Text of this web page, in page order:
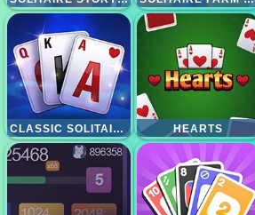
CLASSIC SOLITAIRE BLUE HEARTS